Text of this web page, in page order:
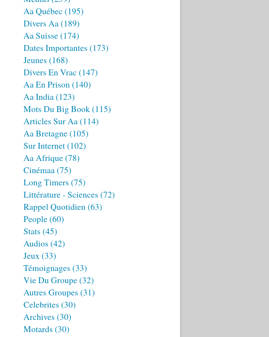
Aa Québec (195)
Divers Aa(189)
Aa Suisse(174)
Dates Importantes (173)
Jeunes (168)
Divers En Vrac (147)
Aa En Prison(140)
Aa India(123)
Mots Du Big Book(115)
Articles Sur Aa(114)
Aa Bretagne(105)
Sur Internet(102)
Aa Afrique(78)
Cinémaa(75)
Long Timers (75)
Littérature - Sciences (72)
Rappel Quotidien(63)
People(60)
Stats (45)
Audios (42)
Jeux(33)
Témoignages (33)
Vie Du Groupe(32)
Autres Groupes (31)
Celebrites (30)
Archives (30)
Motards (30)